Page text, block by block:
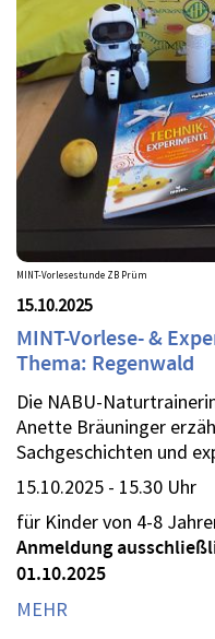
MINT-Vorlesestunde ZB Prüm
15.10.2025
MINT-Vorlese- &
Thema: Regenwald
Die NABU-
Anette Bräuninger
Sachgeschichten und
15.10.2025 - 15.30 Uhr
für Kinder von 4-8
Anmeldung
01.10.2025
MEHR